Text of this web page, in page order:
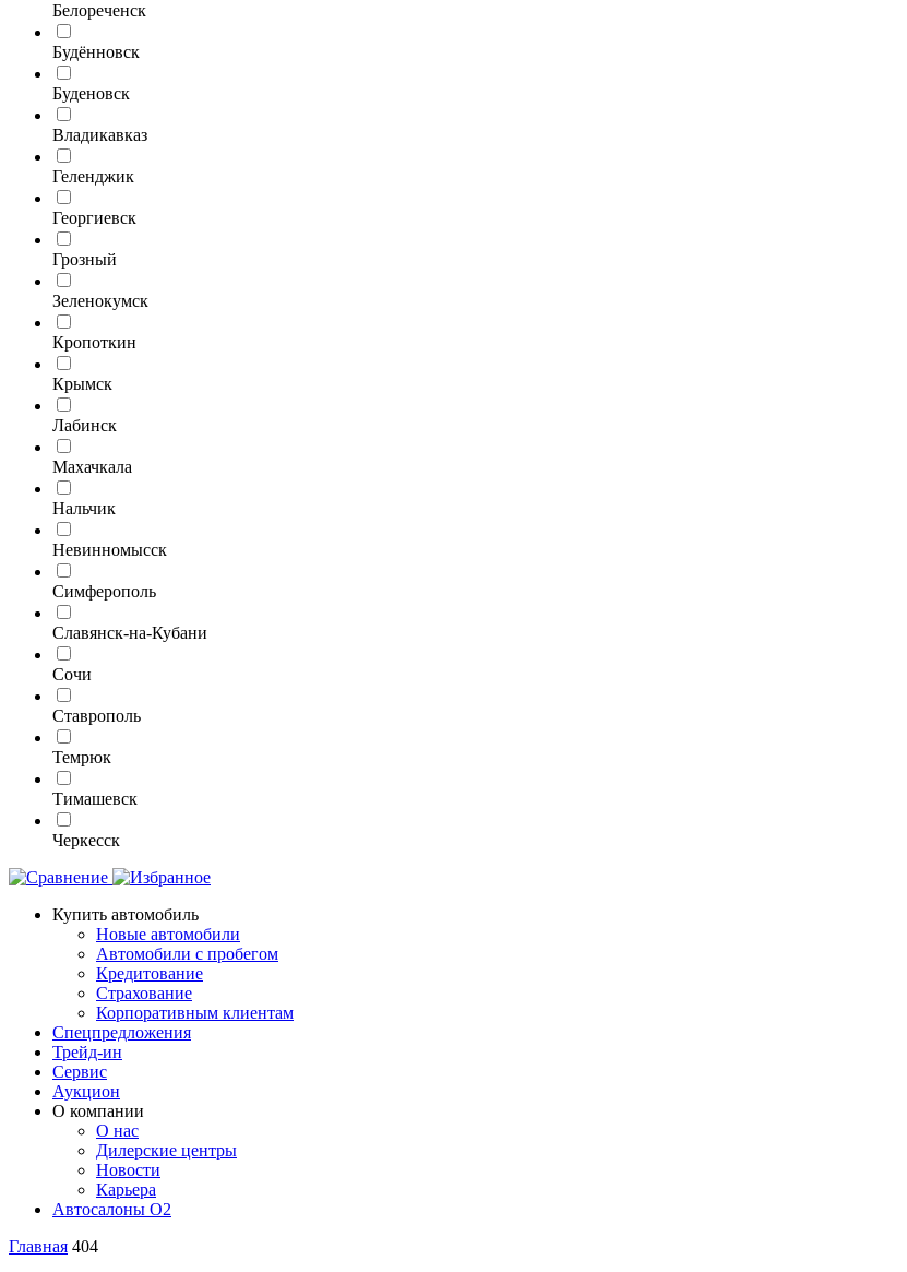
Белореченск
Будённовск
Буденовск
Владикавказ
Геленджик
Георгиевск
Грозный
Зеленокумск
Кропоткин
Крымск
Лабинск
Махачкала
Нальчик
Невинномысск
Симферополь
Славянск-на-Кубани
Сочи
Ставрополь
Темрюк
Тимашевск
Черкесск
Купить автомобиль
Новые автомобили
Автомобили с пробегом
Кредитование
Страхование
Корпоративным клиентам
Спецпредложения
Трейд-ин
Сервис
Аукцион
О компании
О нас
Дилерские центры
Новости
Карьера
Автосалоны O2
Главная 404